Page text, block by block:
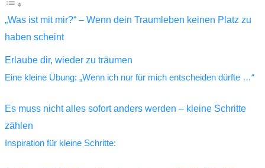
„Was ist mit mir?“ – Wenn dein Traumleben keinen Platz zu
haben scheint
Erlaube dir, wieder zu träumen
Eine kleine Übung: „Wenn ich nur für mich entscheiden dürfte …“
Es muss nicht alles sofort anders werden – kleine Schritte
zählen
Inspiration für kleine Schritte: